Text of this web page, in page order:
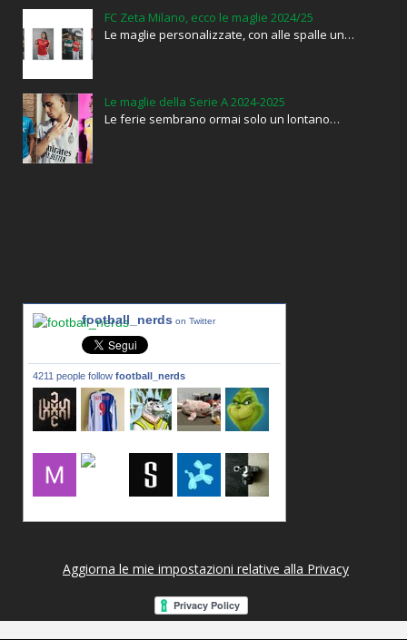
FC Zeta Milano, ecco le maglie 2024/25
Le maglie personalizzate, con alle spalle un…
Le maglie della Serie A 2024-2025
Le ferie sembrano ormai solo un lontano…
football_nerds on Twitter
4211 people follow football_nerds
Aggiorna le mie impostazioni relative alla Privacy